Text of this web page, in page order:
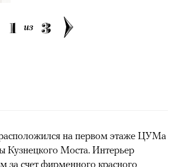
1 из 3
на первом этаже ЦУМа
Кузнецкого Моста. Интерьер
за счет фирменного красного